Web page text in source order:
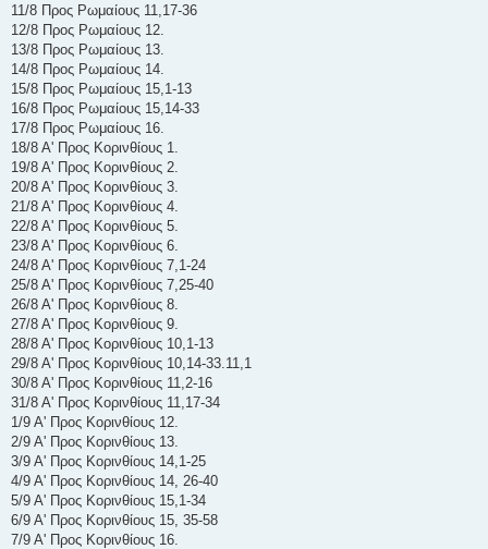
11/8 Προς Ρωμαίους 11,17-36
12/8 Προς Ρωμαίους 12.
13/8 Προς Ρωμαίους 13.
14/8 Προς Ρωμαίους 14.
15/8 Προς Ρωμαίους 15,1-13
16/8 Προς Ρωμαίους 15,14-33
17/8 Προς Ρωμαίους 16.
18/8 Α' Προς Κορινθίους 1.
19/8 Α' Προς Κορινθίους 2.
20/8 Α' Προς Κορινθίους 3.
21/8 Α' Προς Κορινθίους 4.
22/8 Α' Προς Κορινθίους 5.
23/8 Α' Προς Κορινθίους 6.
24/8 Α' Προς Κορινθίους 7,1-24
25/8 Α' Προς Κορινθίους 7,25-40
26/8 Α' Προς Κορινθίους 8.
27/8 Α' Προς Κορινθίους 9.
28/8 Α' Προς Κορινθίους 10,1-13
29/8 Α' Προς Κορινθίους 10,14-33.11,1
30/8 Α' Προς Κορινθίους 11,2-16
31/8 Α' Προς Κορινθίους 11,17-34
1/9 Α' Προς Κορινθίους 12.
2/9 Α' Προς Κορινθίους 13.
3/9 Α' Προς Κορινθίους 14,1-25
4/9 Α' Προς Κορινθίους 14, 26-40
5/9 Α' Προς Κορινθίους 15,1-34
6/9 Α' Προς Κορινθίους 15, 35-58
7/9 Α' Προς Κορινθίους 16.